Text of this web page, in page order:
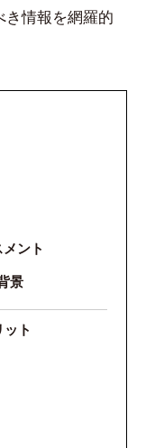
き情報を網羅的
ント
景
ト